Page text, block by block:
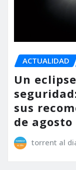
ACTUALIDAD
Un
sus
de agosto
torrent al